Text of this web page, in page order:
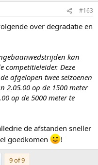
#163
over degradatie en
kan
competitieleider. Deze
afgelopen twee seizoenen
2.05.00 op de 1500 meter
op de 5000 meter te
de afstanden sneller
goedkomen
!
9 of 9